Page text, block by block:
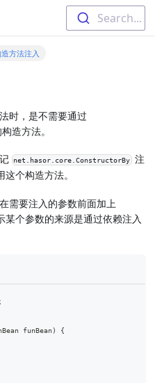
Search...
方法注入
时，是不需要通过
造方法。
net.hasor.core.ConstructorBy
注
这个构造方法。
需要注入的参数前面加上
某个参数的来源是通过依赖注入
;
funBean)
{